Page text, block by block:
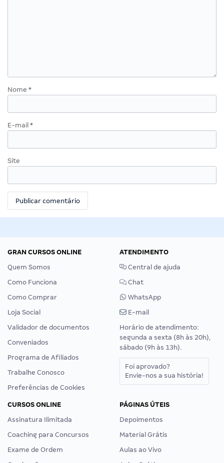
Nome *
E-mail *
Site
GRAN CURSOS ONLINE
Quem Somos
Como Funciona
Como Comprar
Loja Social
Validador de documentos
Conveniados
Programa de Afiliados
Trabalhe Conosco
Preferências de Cookies
ATENDIMENTO
Central de ajuda
Chat
WhatsApp
E-mail
Horário de atendimento:
segunda a sexta (8h às 20h),
sábado (9h às 13h).
Foi aprovado?
Envie-nos a sua história!
CURSOS ONLINE
Assinatura Ilimitada
Coaching para Concursos
Exame de Ordem
PÁGINAS ÚTEIS
Depoimentos
Material Grátis
Aulas ao Vivo